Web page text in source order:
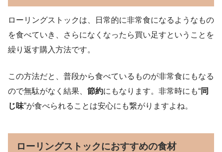
ローリングストックは、日常的に非常食になるようなもの
を食べていき、さらになくなったら買い足すということを
繰り返す購入方法です。
この方法だと、普段から食べているものが非常食にもなる
ので無駄がなく結果、 節約にもなります。非常時にも“同
じ味”が食べられることは安心にも繋がりますよね。
ローリングストックにおすすめの食材